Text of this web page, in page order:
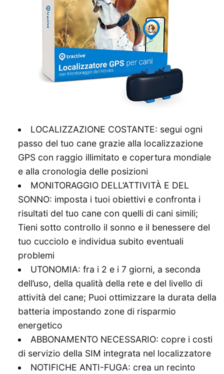
LOCALIZZAZIONE COSTANTE: segui ogni
passo del tuo cane grazie alla localizzazione
GPS con raggio illimitato e copertura mondiale
e alla cronologia delle posizioni
MONITORAGGIO DELL’ATTIVITÀ E DEL
SONNO: imposta i tuoi obiettivi e confronta i
risultati del tuo cane con quelli di cani simili;
Tieni sotto controllo il sonno e il benessere del
tuo cucciolo e individua subito eventuali
problemi
UTONOMIA: fra i 2 e i 7 giorni, a seconda
dell’uso, della qualità della rete e del livello di
attività del cane; Puoi ottimizzare la durata della
batteria impostando zone di risparmio
energetico
ABBONAMENTO NECESSARIO: copre i costi
di servizio della SIM integrata nel localizzatore
NOTIFICHE ANTI-FUGA: crea un recinto